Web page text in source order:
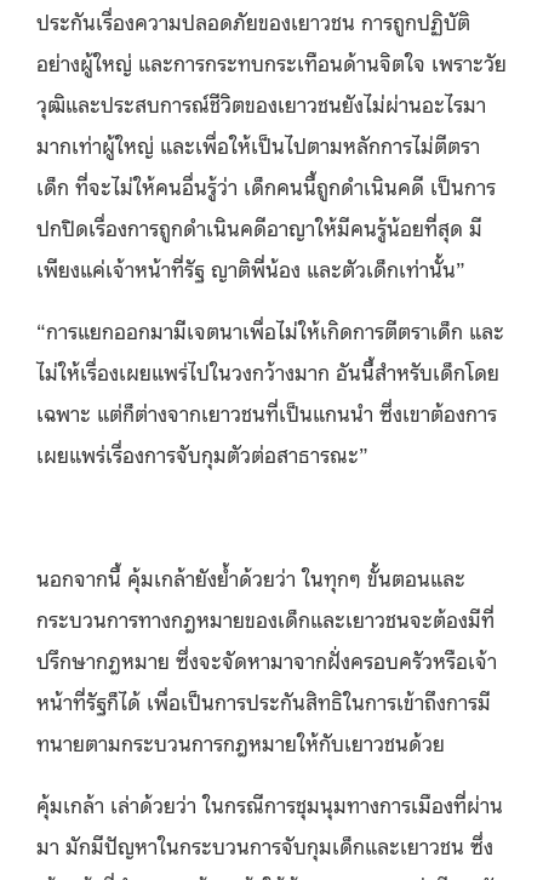
ประกันเรื่องความปลอดภัยของเยาวชน การถูกปฏิบัติ
อย่างผู้ใหญ่ และการกระทบกระเทือนด้านจิตใจ เพราะวัย
วุฒิและประสบการณ์ชีวิตของเยาวชนยังไม่ผ่านอะไรมา
มากเท่าผู้ใหญ่ และเพื่อให้เป็นไปตามหลักการไม่ตีตรา
เด็ก ที่จะไม่ให้คนอื่นรู้ว่า เด็กคนนี้ถูกดำเนินคดี เป็นการ
ปกปิดเรื่องการถูกดำเนินคดีอาญาให้มีคนรู้น้อยที่สุด มี
เพียงแค่เจ้าหน้าที่รัฐ ญาติพี่น้อง และตัวเด็กเท่านั้น”
“การแยกออกมามีเจตนาเพื่อไม่ให้เกิดการตีตราเด็ก และ
ไม่ให้เรื่องเผยแพร่ไปในวงกว้างมาก อันนี้สำหรับเด็กโดย
เฉพาะ แต่ก็ต่างจากเยาวชนที่เป็นแกนนำ ซึ่งเขาต้องการ
เผยแพร่เรื่องการจับกุมตัวต่อสาธารณะ”
นอกจากนี้ คุ้มเกล้ายังย้ำด้วยว่า ในทุกๆ ขั้นตอนและ
กระบวนการทางกฎหมายของเด็กและเยาวชนจะต้องมีที่
ปรึกษากฎหมาย ซึ่งจะจัดหามาจากฝั่งครอบครัวหรือเจ้า
หน้าที่รัฐก็ได้ เพื่อเป็นการประกันสิทธิในการเข้าถึงการมี
ทนายตามกระบวนการกฎหมายให้กับเยาวชนด้วย
คุ้มเกล้า เล่าด้วยว่า ในกรณีการชุมนุมทางการเมืองที่ผ่าน
มา มักมีปัญหาในกระบวนการจับกุมเด็กและเยาวชน ซึ่ง